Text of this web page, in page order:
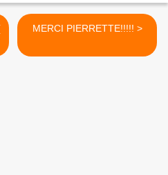
MERCI PIERRETTE!!!!! >